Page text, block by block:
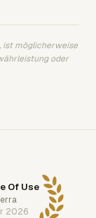
ist möglicherweise
oder
Of Use
2026